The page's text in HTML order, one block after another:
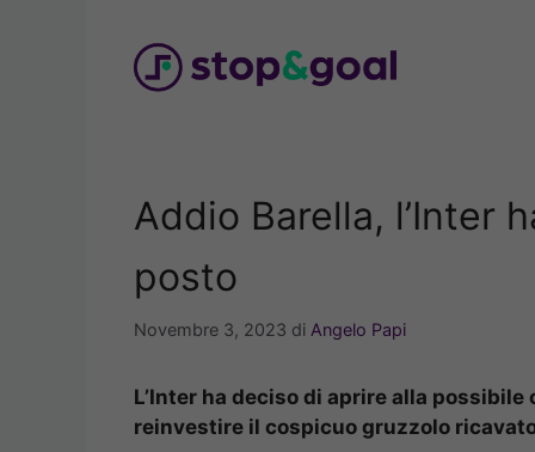
Addio Barella, l’Inter
posto
Novembre 3, 2023 di Angelo Papi
L’Inter ha deciso di aprire alla
reinvestire il cospicuo gruzzolo